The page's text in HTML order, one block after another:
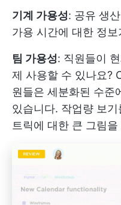
기계 가용성: 공유 생
가용 시간에 대한 정
팀 가용성: 직원들이
제 사용할 수 있나요?
원들은 세분화된 수준
있습니다. 작업량 보
트릭에 대한 큰 그림